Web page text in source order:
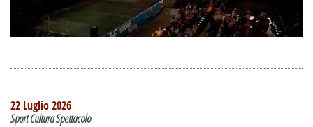
22 Luglio 2026
Sport Cultura Spettacolo